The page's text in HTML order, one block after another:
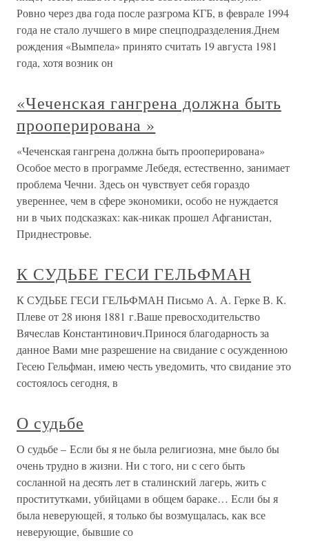
Ровно через два года после разгрома КГБ, в феврале 1994
года не стало лучшего в мире спецподразделения.Днем
рождения «Вымпела» принято считать 19 августа 1981
года, хотя возник он
«Чеченская гангрена должна быть
прооперирована »
«Чеченская гангрена должна быть прооперирована»
Особое место в программе Лебедя, естественно, занимает
проблема Чечни. Здесь он чувствует себя гораздо
увереннее, чем в сфере экономики, особо не нуждается
ни в чьих подсказках: как-никак прошел Афганистан,
Приднестровье.
К СУДЬБЕ ГЕСИ ГЕЛЬФМАН
К СУДЬБЕ ГЕСИ ГЕЛЬФМАН Письмо А. А. Герке В. К.
Плеве от 28 июня 1881 г.Ваше превосходительство
Вячеслав Константинович.Принося благодарность за
данное Вами мне разрешение на свидание с осужденною
Гесею Гельфман, имею честь уведомить, что свидание это
состоялось сегодня, в
О судьбе
О судьбе – Если бы я не была религиозна, мне было бы
очень трудно в жизни. Ни с того, ни с сего быть
сосланной на десять лет в сталинский лагерь, жить с
проститутками, убийцами в общем бараке… Если бы я
была неверующей, я только бы возмущалась, как все
неверующие, бывшие со